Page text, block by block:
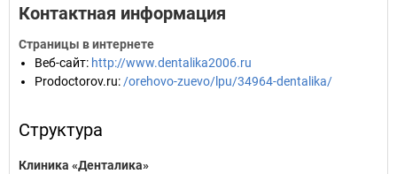
Контактная информация
Страницы в интернете
Веб-сайт: http://www.dentalika2006.ru
Prodoctorov.ru: /orehovo-zuevo/lpu/34964-dentalika/
Структура
Клиника «Денталика»